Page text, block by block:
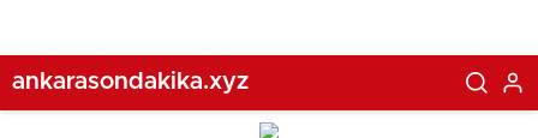
ankarasondakika.xyz